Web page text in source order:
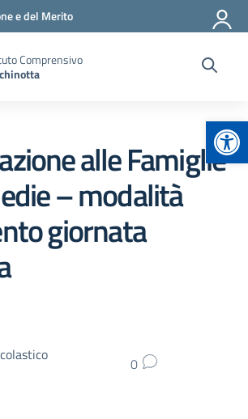
e del Merito
Comprensivo
alle Famiglie
– modalità
giornata
0